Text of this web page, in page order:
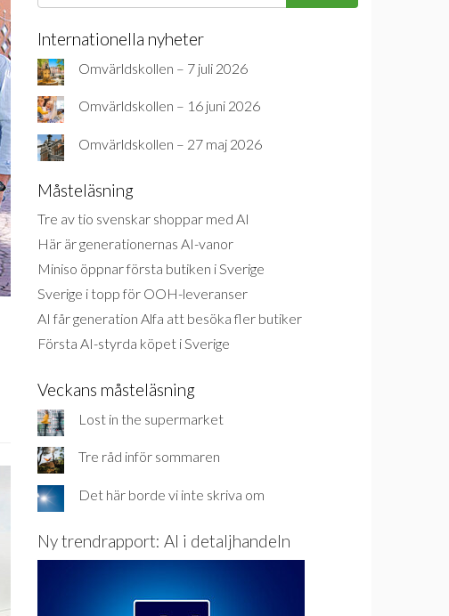
Internationella nyheter
Omvärldskollen – 7 juli 2026
Omvärldskollen – 16 juni 2026
Omvärldskollen – 27 maj 2026
Måsteläsning
Tre av tio svenskar shoppar med AI
Här är generationernas AI-vanor
Miniso öppnar första butiken i Sverige
Sverige i topp för OOH-leveranser
AI får generation Alfa att besöka fler butiker
Första AI-styrda köpet i Sverige
Veckans måsteläsning
Lost in the supermarket
Tre råd inför sommaren
Det här borde vi inte skriva om
Ny trendrapport: AI i detaljhandeln